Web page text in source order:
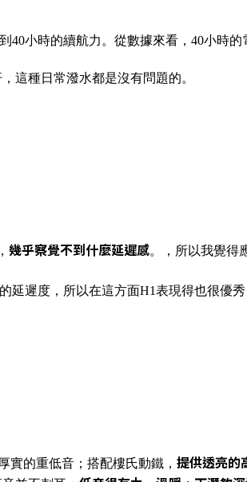
小時的續航力。從數據來看，40小時的
這種日常潑水都是沒有問題的。
幾乎察覺不到什麼延遲感。，所以我覺得
延遲度，所以在這方面H1表現得也很優秀
實的重低音；搭配樓氏動鐵， 提供透亮的